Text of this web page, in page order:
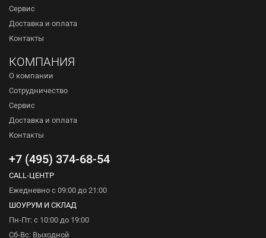
Сервис
Доставка и оплата
Контакты
КОМПАНИЯ
О компании
Сотрудничество
Сервис
Доставка и оплата
Контакты
+7 (495) 374-68-54
CALL-ЦЕНТР
Ежедневно с 09:00 до 21:00
ШОУРУМ И СКЛАД
Пн-Пт: с 10:00 до 19:00
Сб-Вс: Выходной